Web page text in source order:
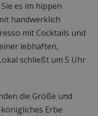
es im hippen
handwerklich
mit Cocktails und
lebhaften,
schließt um 5 Uhr
die Größe und
Erbe